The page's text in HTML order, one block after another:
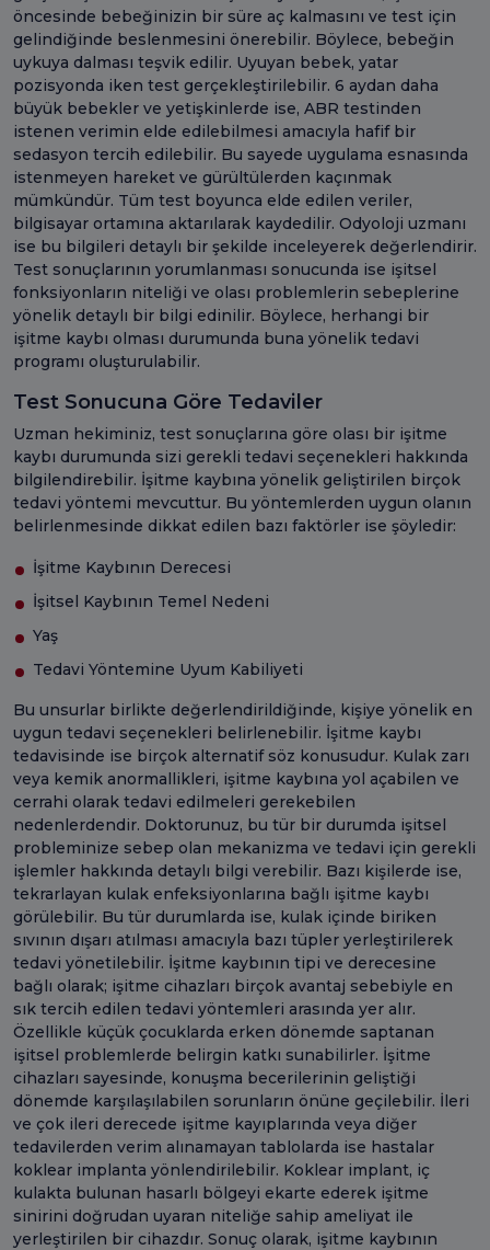
öncesinde bebeğinizin bir süre aç kalmasını ve test için
gelindiğinde beslenmesini önerebilir. Böylece, bebeğin
uykuya dalması teşvik edilir. Uyuyan bebek, yatar
pozisyonda iken test gerçekleştirilebilir. 6 aydan daha
büyük bebekler ve yetişkinlerde ise, ABR testinden
istenen verimin elde edilebilmesi amacıyla hafif bir
sedasyon tercih edilebilir. Bu sayede uygulama esnasında
istenmeyen hareket ve gürültülerden kaçınmak
mümkündür. Tüm test boyunca elde edilen veriler,
bilgisayar ortamına aktarılarak kaydedilir. Odyoloji uzmanı
ise bu bilgileri detaylı bir şekilde inceleyerek değerlendirir.
Test sonuçlarının yorumlanması sonucunda ise işitsel
fonksiyonların niteliği ve olası problemlerin sebeplerine
yönelik detaylı bir bilgi edinilir. Böylece, herhangi bir
işitme kaybı olması durumunda buna yönelik tedavi
programı oluşturulabilir.
Test Sonucuna Göre Tedaviler
Uzman hekiminiz, test sonuçlarına göre olası bir işitme
kaybı durumunda sizi gerekli tedavi seçenekleri hakkında
bilgilendirebilir. İşitme kaybına yönelik geliştirilen birçok
tedavi yöntemi mevcuttur. Bu yöntemlerden uygun olanın
belirlenmesinde dikkat edilen bazı faktörler ise şöyledir:
İşitme Kaybının Derecesi
İşitsel Kaybının Temel Nedeni
Yaş
Tedavi Yöntemine Uyum Kabiliyeti
Bu unsurlar birlikte değerlendirildiğinde, kişiye yönelik en
uygun tedavi seçenekleri belirlenebilir. İşitme kaybı
tedavisinde ise birçok alternatif söz konusudur. Kulak zarı
veya kemik anormallikleri, işitme kaybına yol açabilen ve
cerrahi olarak tedavi edilmeleri gerekebilen
nedenlerdendir. Doktorunuz, bu tür bir durumda işitsel
probleminize sebep olan mekanizma ve tedavi için gerekli
işlemler hakkında detaylı bilgi verebilir. Bazı kişilerde ise,
tekrarlayan kulak enfeksiyonlarına bağlı işitme kaybı
görülebilir. Bu tür durumlarda ise, kulak içinde biriken
sıvının dışarı atılması amacıyla bazı tüpler yerleştirilerek
tedavi yönetilebilir. İşitme kaybının tipi ve derecesine
bağlı olarak; işitme cihazları birçok avantaj sebebiyle en
sık tercih edilen tedavi yöntemleri arasında yer alır.
Özellikle küçük çocuklarda erken dönemde saptanan
işitsel problemlerde belirgin katkı sunabilirler. İşitme
cihazları sayesinde, konuşma becerilerinin geliştiği
dönemde karşılaşılabilen sorunların önüne geçilebilir. İleri
ve çok ileri derecede işitme kayıplarında veya diğer
tedavilerden verim alınamayan tablolarda ise hastalar
koklear implanta yönlendirilebilir. Koklear implant, iç
kulakta bulunan hasarlı bölgeyi ekarte ederek işitme
sinirini doğrudan uyaran niteliğe sahip ameliyat ile
yerleştirilen bir cihazdır. Sonuç olarak, işitme kaybının